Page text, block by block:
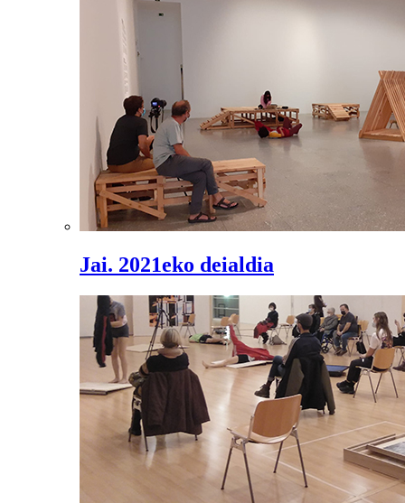
Jai. 2021eko deialdia